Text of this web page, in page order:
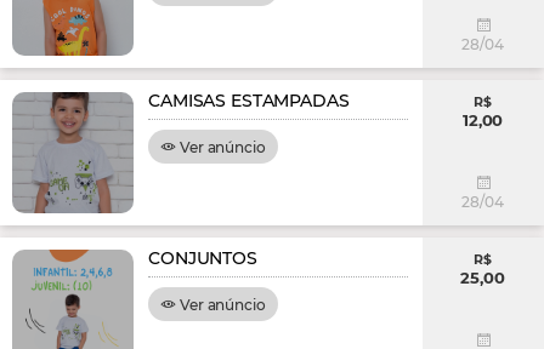
28/04
CAMISAS ESTAMPADAS
Ver anúncio
R$
12,00
28/04
CONJUNTOS
Ver anúncio
R$
25,00